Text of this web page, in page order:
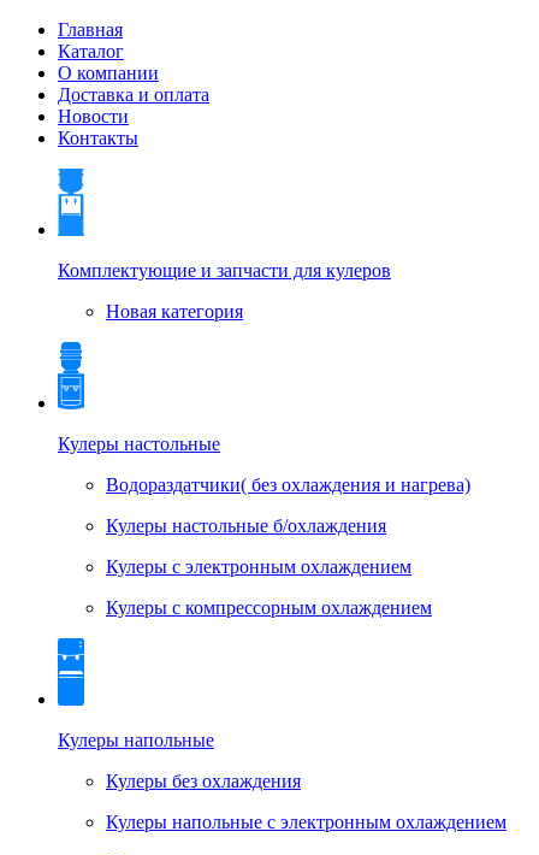
Главная
Каталог
О компании
Доставка и оплата
Новости
Контакты
Комплектующие и запчасти для кулеров
Новая категория
Кулеры настольные
Водораздатчики( без охлаждения и нагрева)
Кулеры настольные б/охлаждения
Кулеры с электронным охлаждением
Кулеры с компрессорным охлаждением
Кулеры напольные
Кулеры без охлаждения
Кулеры напольные с электронным охлаждением